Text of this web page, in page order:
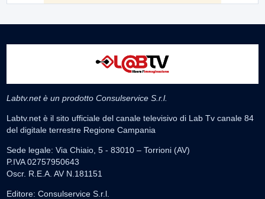
Labtv.net è un prodotto Consulservice S.r.l.
Labtv.net è il sito ufficiale del canale televisivo di Lab Tv canale 84
del digitale terrestre Regione Campania
Sede legale: Via Chiaio, 5 - 83010 – Torrioni (AV)
P.IVA 02757950643
Oscr. R.E.A. AV N.181151
Editore: Consulservice S.r.l.